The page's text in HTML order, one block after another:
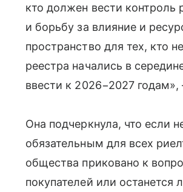
кто должен вести контроль
и борьбу за влияние и
пространство для тех, кто
реестра начались в
ввести к 2026−2027
Она подчеркнула, что если
обязательным для всех
общества приковано к
покупателей или останется